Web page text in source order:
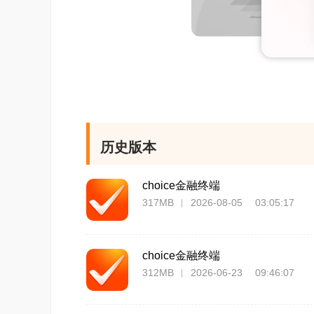
历史版本
choice金融终端
317MB 2026-08-05 03:05:17
choice金融终端
312MB 2026-06-23 09:46:07